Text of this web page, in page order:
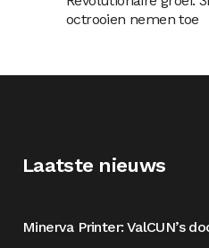
octrooien nemen toe
Laatste nieuws
Minerva Printer: ValCUN’s